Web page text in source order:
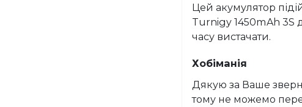
Цей акумулятор
Turnigy 1450mAh 3S
часу вистачати.
Хобіманія
Дякую за Ваше
тому не можемо